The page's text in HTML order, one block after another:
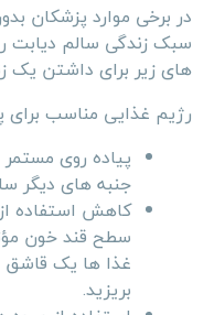
در برخی موارد پزشکان
سبک زندگی سالم دیابت
های زیر برای داشتن
رژیم غذایی مناسب برای
پیاده روی
جنبه های دیگر
کاهش استفاده
سطح قند خون
غذا ها یک قاشق
بریزید.